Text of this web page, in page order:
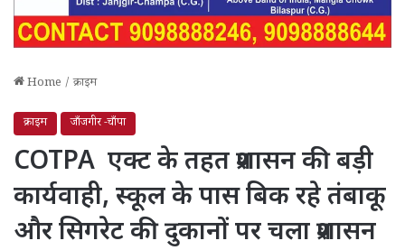
Home / क्राइम
क्राइम जाँजगीर -चाँपा
COTPA एक्ट के तहत प्रशासन की बड़ी
कार्यवाही, स्कूल के पास बिक रहे तंबाकू
और सिगरेट की दुकानों पर चला प्रशासन